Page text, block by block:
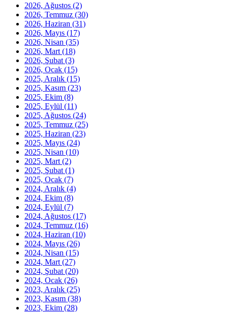
2026, Ağustos (2)
2026, Temmuz (30)
2026, Haziran (31)
2026, Mayıs (17)
2026, Nisan (35)
2026, Mart (18)
2026, Şubat (3)
2026, Ocak (15)
2025, Aralık (15)
2025, Kasım (23)
2025, Ekim (8)
2025, Eylül (11)
2025, Ağustos (24)
2025, Temmuz (25)
2025, Haziran (23)
2025, Mayıs (24)
2025, Nisan (10)
2025, Mart (2)
2025, Şubat (1)
2025, Ocak (7)
2024, Aralık (4)
2024, Ekim (8)
2024, Eylül (7)
2024, Ağustos (17)
2024, Temmuz (16)
2024, Haziran (10)
2024, Mayıs (26)
2024, Nisan (15)
2024, Mart (27)
2024, Şubat (20)
2024, Ocak (26)
2023, Aralık (25)
2023, Kasım (38)
2023, Ekim (28)